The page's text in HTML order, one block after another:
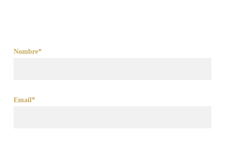
Nombre*
Email*